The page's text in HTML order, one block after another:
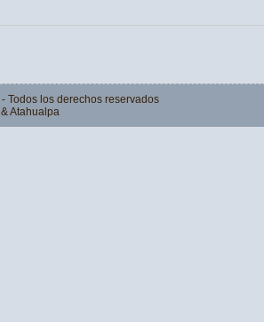
- Todos los derechos reservados
&Atahualpa